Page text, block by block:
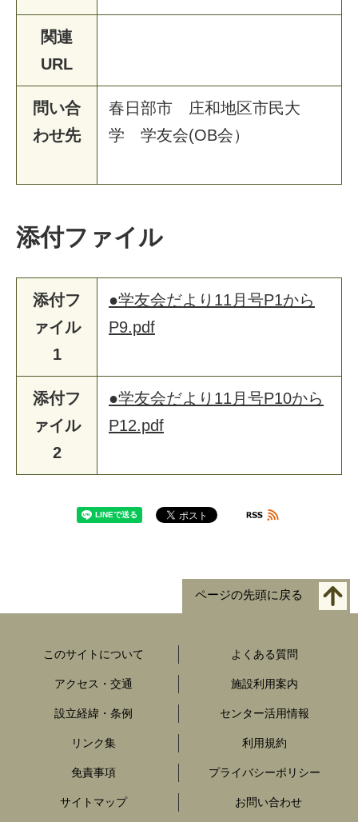
関連
URL
問い合
わせ先
春 日 部市 庄和地区市民大
学
学友会(OB会）
添付ファイル
添付フ
ァイル
1
●学友会だより11月号P1から
P9.pdf
添付フ
ァイル
2
●学友会だより11月号P10から
P12.pdf
ページの先頭に戻る
このサイトについて よくある質問
アクセス・交通 施設利用案内
設立経緯・条例 センター活用情報
リンク集 利用規約
免責事項 プライバシーポリシー
サイトマップ お問い合わせ